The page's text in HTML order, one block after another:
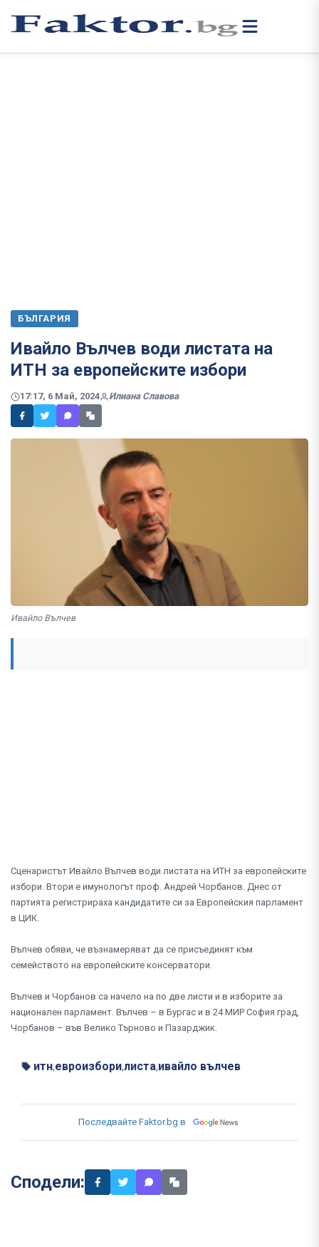
БЪЛГАРИЯ
Ивайло Вълчев води листата на
ИТН за европейските избори
17:17, 6 Май, 2024 Илиана Славова
Ивайло Вълчев
Сценаристът Ивайло Вълчев води листата на ИТН за европейските
избори. Втори е имунологът проф. Андрей Чорбанов. Днес от
партията регистрираха кандидатите си за Европейския парламент
в ЦИК.
Вълчев обяви, че възнамеряват да се присъединят към
семейството на европейските консерватори.
Вълчев и Чорбанов са начело на по две листи и в изборите за
национален парламент. Вълчев – в Бургас и в 24 МИР София град,
Чорбанов – във Велико Търново и Пазарджик.
итн,евроизбори,листа,ивайло вълчев
Последвайте Faktor.bg в
Сподели: